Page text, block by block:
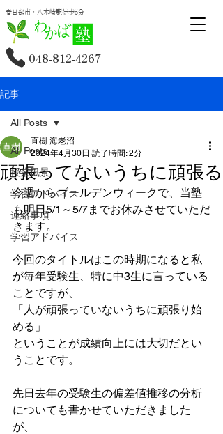
春日部市・八木崎駅徒歩5分
048-812-4267
記事
All Posts
授業風景
学習アドバイス
連絡事項
学習アドバイス
All Posts
頑張ってないうちに頑張る
直樹 海老沼
2024年4月30日 読了時間: 2分
今週からゴールデンウィークで、当塾
も明日5/1～5/7までお休みさせていただ
きます。
今回のタイトルはこの時期になると私
が毎年受験生、特に中3生に言っている
ことですが、
「人が頑張っていないうちに頑張り始
める」
ということが成績向上には大切だとい
うことです。
先日去年の受験生の偏差値推移の分析
についても書かせていただきました
が、